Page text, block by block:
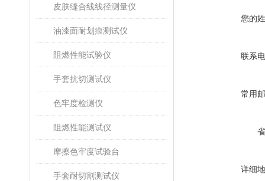
皮肤缝合线线径测量仪
油漆面耐划痕测试仪
阻燃性能试验仪
手套抗切测试仪
色牢度检测仪
阻燃性能测试仪
摩擦色牢度试验台
手套耐切割测试仪
您的
联系
常用
详细